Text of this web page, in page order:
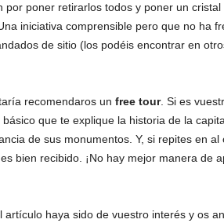
poner retirarlos todos y poner un cristal
iniciativa comprensible pero que no ha
de sitio (los podéis encontrar en
recomendaros un free tour. Si es
que te explique la historia de la
de sus monumentos. Y, si repites en al
bien recibido. ¡No hay mejor manera de
haya sido de vuestro interés y os